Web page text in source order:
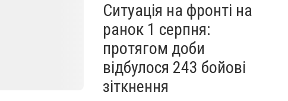
Ситуація на фронті на
ранок 1 серпня:
протягом доби
відбулося 243 бойові
зіткнення